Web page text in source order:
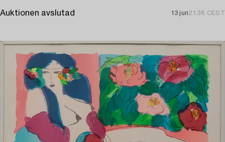
Auktionen avslutad 13 jun21:36 CEST